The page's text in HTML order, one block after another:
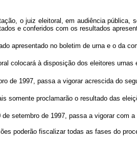
o juiz eleitoral, em audiência pública,
e conferidos com os resultados
apresentado no boletim de urna e o da
colocará à disposição dos eleitores
de 1997, passa a vigorar acrescida do
somente proclamarão o resultado das
de setembro de 1997, passa a vigorar com a
poderão fiscalizar todas as fases do